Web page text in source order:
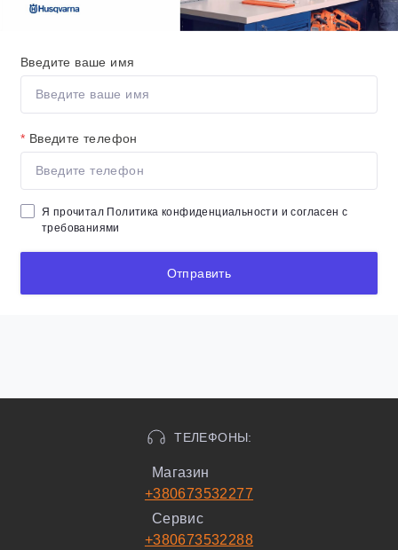
Введите ваше имя
* Введите телефон
Я прочитал Политика конфиденциальности и согласен с
требованиями
Отправить
ТЕЛЕФОНЫ:
Магазин
+380673532277
Сервис
+380673532288